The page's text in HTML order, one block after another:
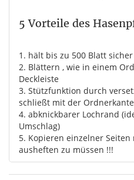
5 Vorteile des
1. hält bis zu 500 Blatt
2. Blättern , wie in einem
Deckleiste
3. Stützfunktion durch
schließt mit der
4. abknickbarer Lochrand
Umschlag)
5. Kopieren einzelner
ausheften zu müssen !!!